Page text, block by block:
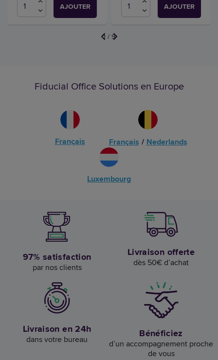
AJOUTER AJOUTER
1 / 9
Fiducial Office Solutions en Europe
Français Français / Nederlands
Luxembourg
97% satisfaction
par nos clients
Livraison offerte
dès 50€ d’achat
Livraison en 24h
dans votre bureau Bénéficiez
d’un accompagnement proche
de vous